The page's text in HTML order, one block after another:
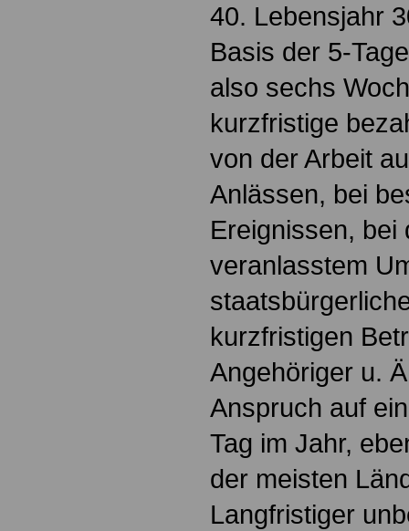
40. Lebensjahr
Basis der 5-
also sechs
kurzfristige
von der Arbeit
Anlässen, bei
Ereignissen, bei
veranlasstem
kurzfristigen
Angehöriger u.
Anspruch auf
Tag im Jahr,
der meisten
Langfristiger